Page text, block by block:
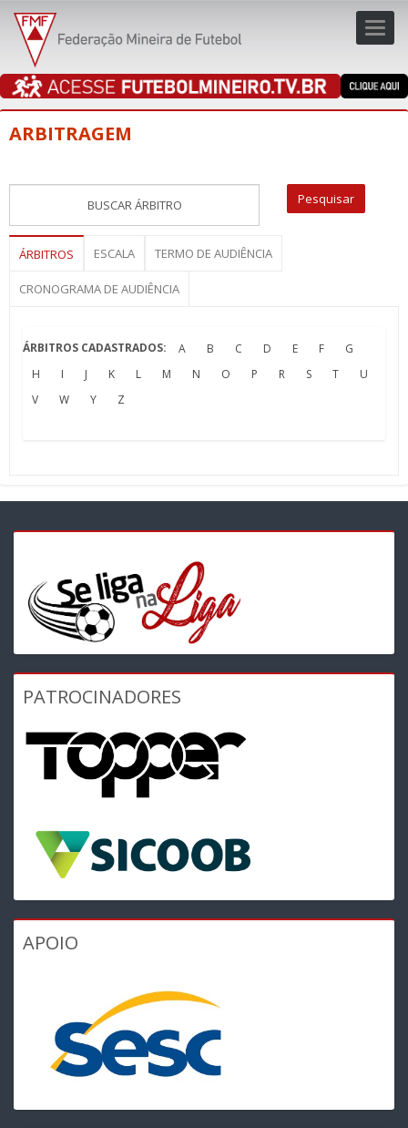
ARBITRAGEM
ÁRBITROS ESCALA TERMO DE AUDIÊNCIA
CRONOGRAMA DE AUDIÊNCIA
ÁRBITROS CADASTRADOS: A B C D E F
G
H
I J K L M N O P R S T
U
V
W Y Z
PATROCINADORES
APOIO